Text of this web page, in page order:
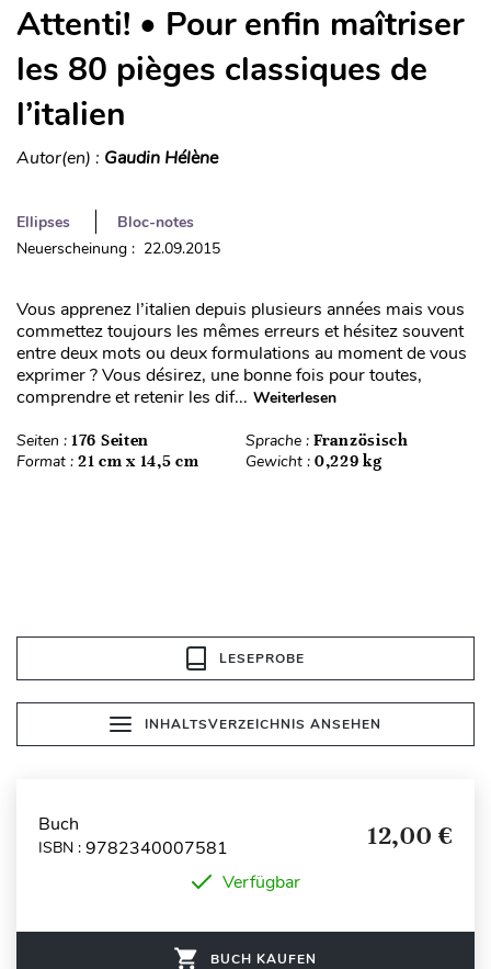
Attenti! • Pour enfin maîtriser
les 80 pièges classiques de
l’italien
Autor(en) : Gaudin Hélène
Ellipses
Bloc-notes
Neuerscheinung : 22.09.2015
Vous apprenez l’italien depuis plusieurs années mais vous
commettez toujours les mêmes erreurs et hésitez souvent
entre deux mots ou deux formulations au moment de vous
exprimer ? Vous désirez, une bonne fois pour toutes,
comprendre et retenir les dif... Weiterlesen
Seiten : 176 Seiten Sprache : Französisch
Format : 21 cm x 14,5 cm Gewicht : 0,229 kg
LESEPROBE
INHALTSVERZEICHNIS ANSEHEN
Buch
ISBN : 9782340007581 12,00 €
Verfügbar
BUCH KAUFEN